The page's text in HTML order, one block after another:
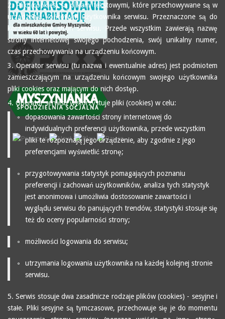
2. Pliki (cookies) są plikami tekstowymi, które przechowywane są w
urządzeniu końcowym użytkownika serwisu. Przeznaczone są do
korzystania ze stron serwisu. Przede wszystkim zawierają nazwę
strony internetowej swojego pochodzenia, swój unikalny numer,
czas przechowywania na urządzeniu końcowym.
3. Operator serwisu (tu nazwa i ewentualnie adres) jest podmiotem
zamieszczającym na urządzeniu końcowym swojego użytkownika
pliki cookies oraz mającym do nich dostęp.
4. Operator serwisu wykorzystuje pliki (cookies) w celu:
dopasowania zawartości strony internetowej do
indywidualnych preferencji użytkownika, przede wszystkim
pliki te rozpoznają jego urządzenie, aby zgodnie z jego
preferencjami wyświetlić stronę;
przygotowywania statystyk pomagających poznaniu
preferencji i zachowań użytkowników, analiza tych statystyk
jest anonimowa i umożliwia dostosowanie zawartości i
wyglądu serwisu do panujących trendów, statystyki stosuje się
też do oceny popularności strony;
możliwości logowania do serwisu;
utrzymania logowania użytkownika na każdej kolejnej stronie
serwisu.
5. Serwis stosuje dwa zasadnicze rodzaje plików (cookies) - sesyjne i
stałe. Pliki sesyjne są tymczasowe, przechowuje się je do momentu